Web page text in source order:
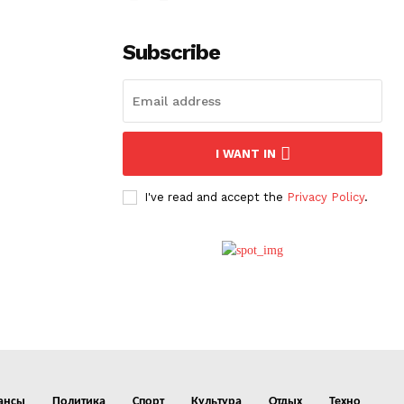
Subscribe
I WANT IN
I've read and accept the Privacy Policy.